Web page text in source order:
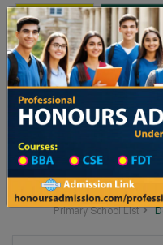
Toggle
Updates
২০২৫-২৬ শিক্ষাবর্ষের ১ম বর্ষের ভর্তি
Primary School District
Primary School List